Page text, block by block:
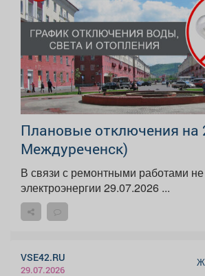
Плановые отключения на
Междуреченск)
В связи с ремонтными работами не
электроэнергии 29.07.2026 ...
VSE42.RU
29.07.2026